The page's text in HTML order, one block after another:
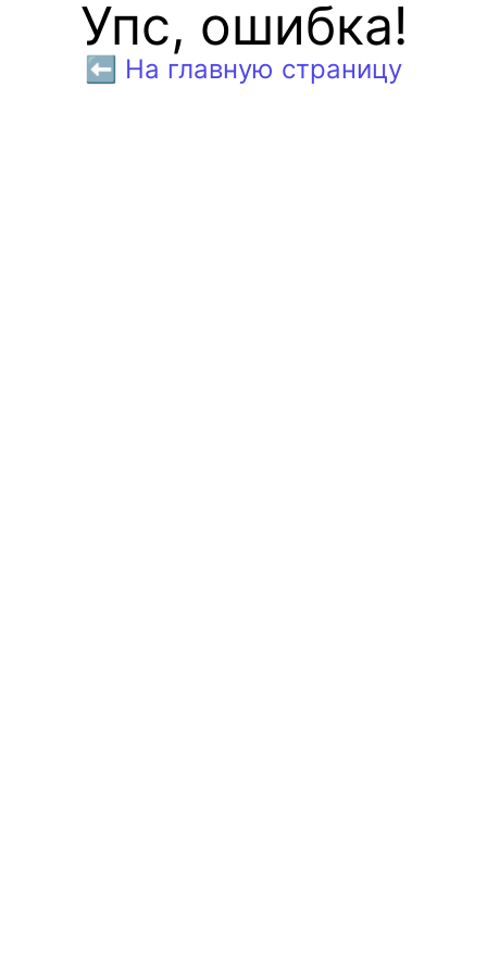
Упс, ошибка!
⬅️ На главную страницу